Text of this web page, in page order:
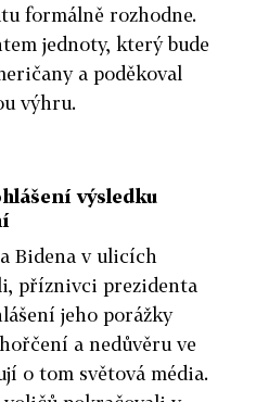
formálně rozhodne.
jednoty, který bude
a poděkoval
výhru.
výsledku
Bidena v ulicích
příznivci prezidenta
jeho porážky
a nedůvěru ve
o tom světová média.